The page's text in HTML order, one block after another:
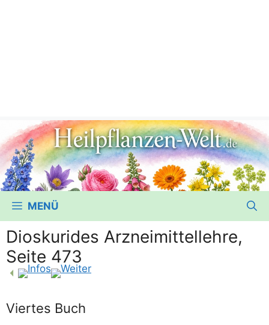
MENÜ
Dioskurides Arzneimittellehre,
Seite 473
Viertes Buch